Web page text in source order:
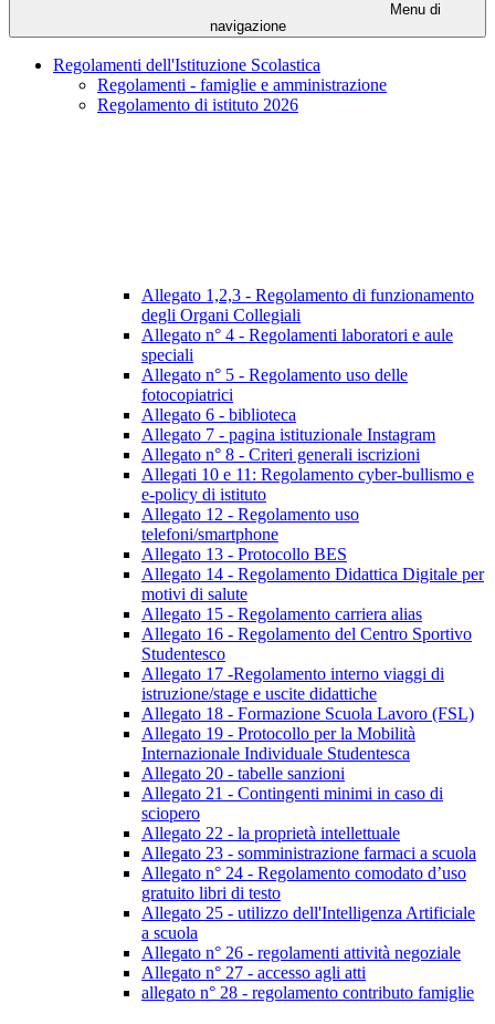
Menu di
navigazione
Regolamenti dell'Istituzione Scolastica
Regolamenti - famiglie e amministrazione
Regolamento di istituto 2026
Allegato 1,2,3 - Regolamento di funzionamento
degli Organi Collegiali
Allegato n° 4 - Regolamenti laboratori e aule
speciali
Allegato n° 5 - Regolamento uso delle
fotocopiatrici
Allegato 6 - biblioteca
Allegato 7 - pagina istituzionale Instagram
Allegato n° 8 - Criteri generali iscrizioni
Allegati 10 e 11: Regolamento cyber-bullismo e
e-policy di istituto
Allegato 12 - Regolamento uso
telefoni/smartphone
Allegato 13 - Protocollo BES
Allegato 14 - Regolamento Didattica Digitale per
motivi di salute
Allegato 15 - Regolamento carriera alias
Allegato 16 - Regolamento del Centro Sportivo
Studentesco
Allegato 17 -Regolamento interno viaggi di
istruzione/stage e uscite didattiche
Allegato 18 - Formazione Scuola Lavoro (FSL)
Allegato 19 - Protocollo per la Mobilità
Internazionale Individuale Studentesca
Allegato 20 - tabelle sanzioni
Allegato 21 - Contingenti minimi in caso di
sciopero
Allegato 22 - la proprietà intellettuale
Allegato 23 - somministrazione farmaci a scuola
Allegato n° 24 - Regolamento comodato d’uso
gratuito libri di testo
Allegato 25 - utilizzo dell'Intelligenza Artificiale
a scuola
Allegato n° 26 - regolamenti attività negoziale
Allegato n° 27 - accesso agli atti
allegato n° 28 - regolamento contributo famiglie